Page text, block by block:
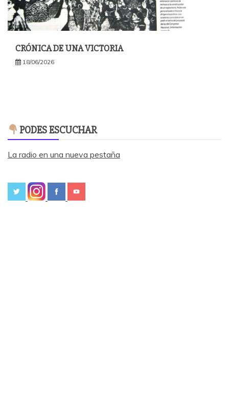
CRÓNICA DE UNA VICTORIA
18/06/2026
PODES ESCUCHAR
La radio en una nueva pestaña